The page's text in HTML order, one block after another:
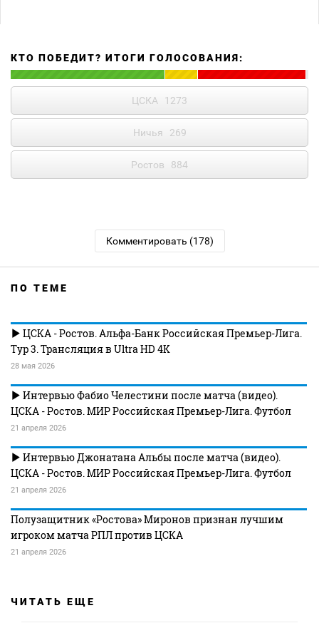
КТО ПОБЕДИТ? ИТОГИ ГОЛОСОВАНИЯ:
ЦСКА 1273
Ничья 269
Ростов 884
Комментировать (178)
ПО ТЕМЕ
ЦСКА - Ростов. Альфа-Банк Российская Премьер-Лига.
Тур 3. Трансляция в Ultra HD 4K
28 мая 2026
Интервью Фабио Челестини после матча (видео).
ЦСКА - Ростов. МИР Российская Премьер-Лига. Футбол
21 апреля 2026
Интервью Джонатана Альбы после матча (видео).
ЦСКА - Ростов. МИР Российская Премьер-Лига. Футбол
21 апреля 2026
Полузащитник «Ростова» Миронов признан лучшим
игроком матча РПЛ против ЦСКА
21 апреля 2026
ЧИТАТЬ ЕЩЕ